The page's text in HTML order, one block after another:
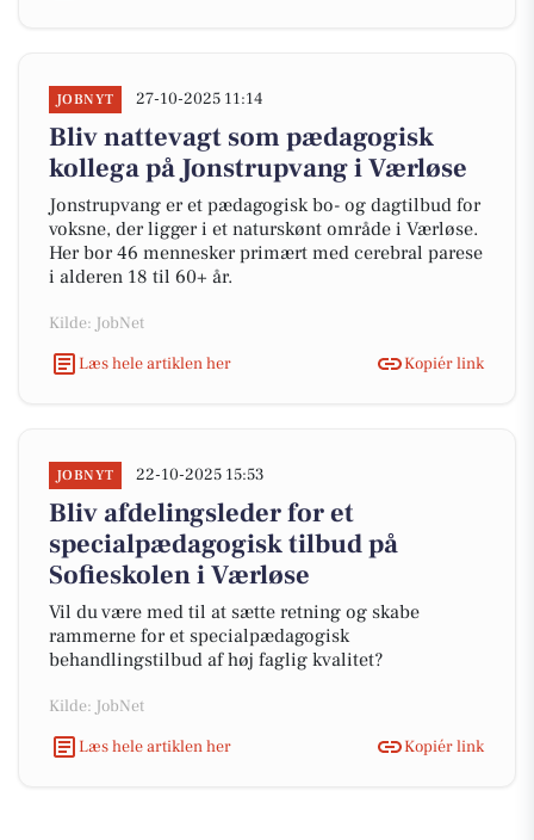
JOBNYT 27-10-2025 11:14
Bliv nattevagt som pædagogisk
kollega på Jonstrupvang i Værløse
Jonstrupvang er et pædagogisk bo- og dagtilbud for
voksne, der ligger i et naturskønt område i Værløse.
Her bor 46 mennesker primært med cerebral parese
i alderen 18 til 60+ år.
Kilde: JobNet
Læs hele artiklen her
Kopiér link
JOBNYT 22-10-2025 15:53
Bliv afdelingsleder for et
specialpædagogisk tilbud på
Sofieskolen i Værløse
Vil du være med til at sætte retning og skabe
rammerne for et specialpædagogisk
behandlingstilbud af høj faglig kvalitet?
Kilde: JobNet
Læs hele artiklen her
Kopiér link